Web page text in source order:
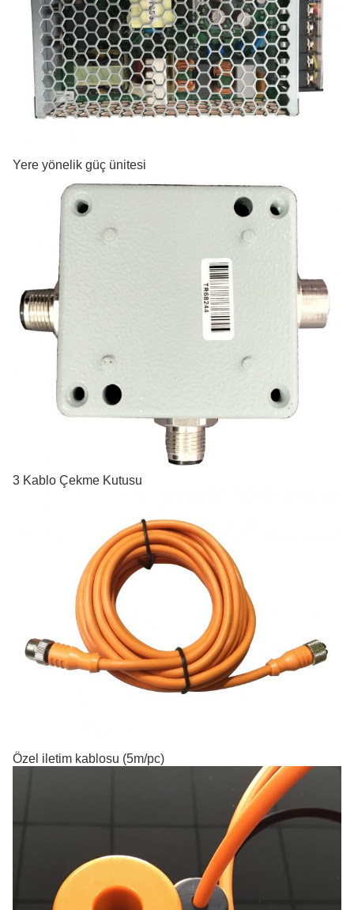
Yere yönelik güç ünitesi
3 Kablo Çekme Kutusu
Özel iletim kablosu (5m/pc)